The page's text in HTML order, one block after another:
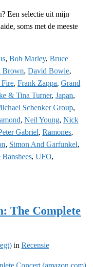
Een selectie uit mijn
soms met de meeste
, Bob Marley, Bruce
Brown, David Bowie,
, Frank Zappa, Grand
& Tina Turner, Japan,
Schenker Group,
, Neil Young, Nick
Gabriel, Ramones,
, Simon And Garfunkel,
, UFO,
The Complete
in Recensie